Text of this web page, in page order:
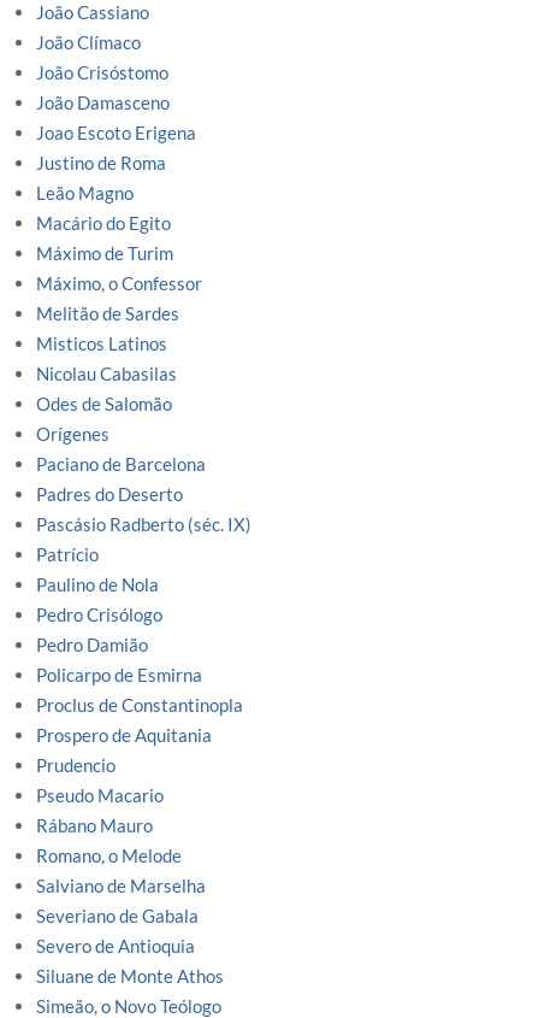
João Cassiano
João Clímaco
João Crisóstomo
João Damasceno
Joao Escoto Erigena
Justino de Roma
Leão Magno
Macário do Egito
Máximo de Turim
Máximo, o Confessor
Melitão de Sardes
Misticos Latinos
Nicolau Cabasilas
Odes de Salomão
Orígenes
Paciano de Barcelona
Padres do Deserto
Pascásio Radberto (séc. IX)
Patrício
Paulino de Nola
Pedro Crisólogo
Pedro Damião
Policarpo de Esmirna
Proclus de Constantinopla
Prospero de Aquitania
Prudencio
Pseudo Macario
Rábano Mauro
Romano, o Melode
Salviano de Marselha
Severiano de Gabala
Severo de Antioquia
Siluane de Monte Athos
Simeão, o Novo Teólogo